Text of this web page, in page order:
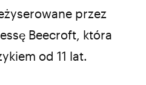
przez
Beecroft, która
od 11 lat.